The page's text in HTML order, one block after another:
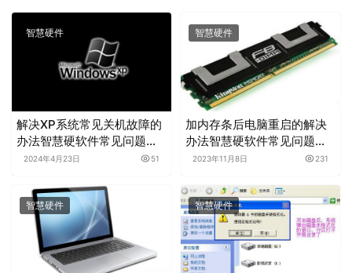
智慧硬件
解决XP系统常见关机故障的
办法智慧硬软件常见问题处
理分享
2024年4月23日 51
智慧硬件
加内存条后电脑重启的解决
办法智慧硬软件常见问题处
理分享
2023年11月8日 231
智慧硬件 智慧硬件